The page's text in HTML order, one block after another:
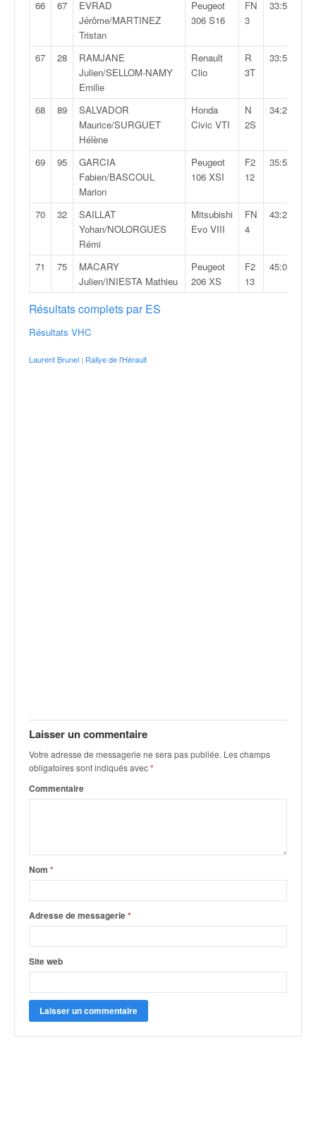
66 67
EVRAD
Jérôme/MARTINEZ
Tristan
Peugeot
306 S16
FN
3
33:53,5
67 28
RAMJANE
Julien/SELLOM-NAMY
Emilie
Renault
Clio
R
3T
33:58,9
68 89
SALVADOR
Maurice/SURGUET
Hélène
Honda
Civic VTI
N
2S
34:25,9
69 95
GARCIA
Fabien/BASCOUL
Marion
Peugeot
106 XSI
F2
12
35:50,9
70 32
SAILLAT
Yohan/NOLORGUES
Rémi
Mitsubishi
Evo VIII
FN
4
43:23,2
71 75
MACARY
Julien/INIESTA Mathieu
Peugeot
206 XS
F2
13
45:05,9
Résultats complets par ES
Résultats VHC
Laurent Brunel | Rallye de l'Hérault
Laisser un commentaire
Votre adresse de messagerie ne sera pas publiée. Les champs
obligatoires sont indiqués avec*
Commentaire
Nom *
Adresse de messagerie*
Site web